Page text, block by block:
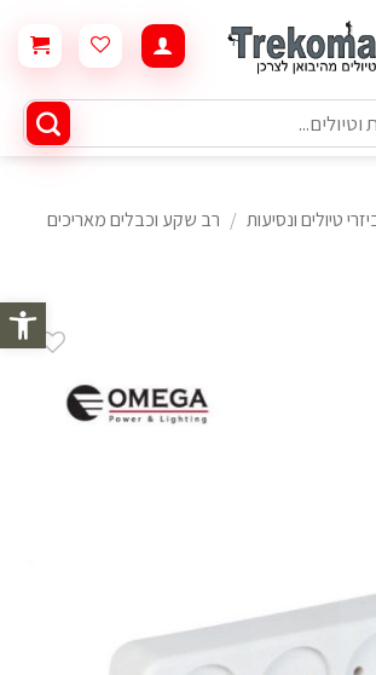
פתח
טיולים ונסיעות / רב שקע וכבלים מאריכים